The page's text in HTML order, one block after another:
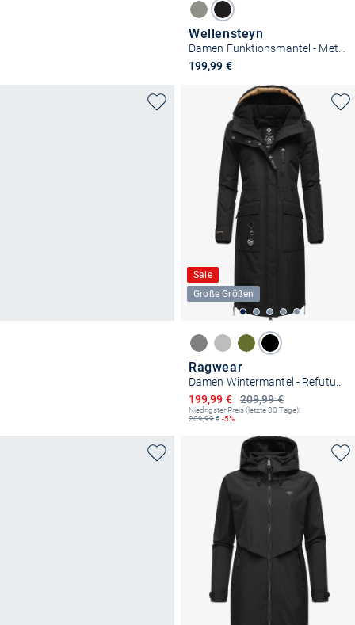
Wellensteyn
199,99 €
Sale
Große Größen
Ragwear
209,99 €
Ermäßigter Preis
199,99 €
Niedrigster Preis (letzte 30 Tage):
209,99€ -5%